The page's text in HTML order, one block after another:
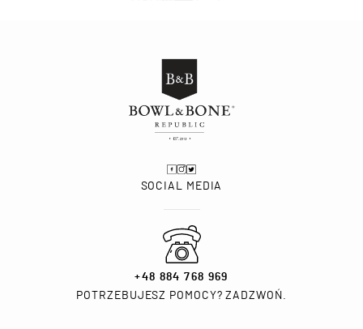
SOCIAL MEDIA
+48 884 768 969
POTRZEBUJESZ POMOCY? ZADZWOŃ.